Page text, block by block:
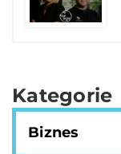
Kategorie
Biznes